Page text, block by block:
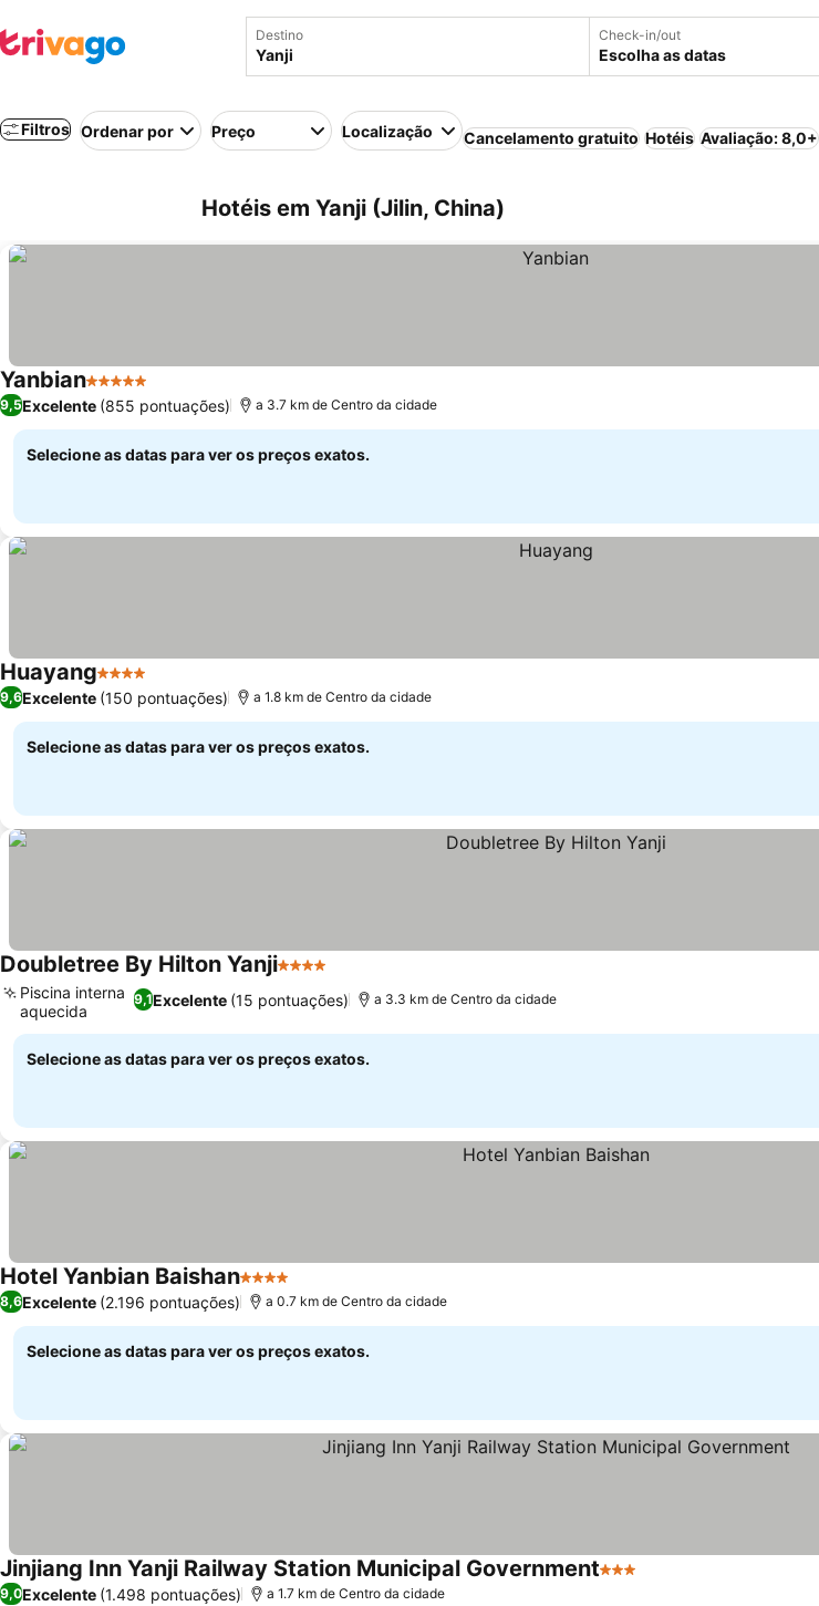
Destino Check-in/out
Escolha as datas
Filtros Ordenar por Preço Localização Cancelamento gratuito Hotéis Avaliação: 8,0+
Hotéis em Yanji (Jilin, China)
Yanbian5 Estrelas
9,5Excelente (855 pontuações) a 3.7 km de Centro da cidade
Selecione as datas para ver os preços exatos.
Huayang4 Estrelas
9,6Excelente (150 pontuações) a 1.8 km de Centro da cidade
Selecione as datas para ver os preços exatos.
Doubletree By Hilton Yanji4 Estrelas
9,1Excelente (15 pontuações)
Piscina interna
aquecida
a 3.3 km de Centro da cidade
Selecione as datas para ver os preços exatos.
Hotel Yanbian Baishan4 Estrelas
8,6Excelente (2.196 pontuações) a 0.7 km de Centro da cidade
Selecione as datas para ver os preços exatos.
Jinjiang Inn Yanji Railway Station Municipal Government3 Estrelas
9,0Excelente (1.498 pontuações) a 1.7 km de Centro da cidade